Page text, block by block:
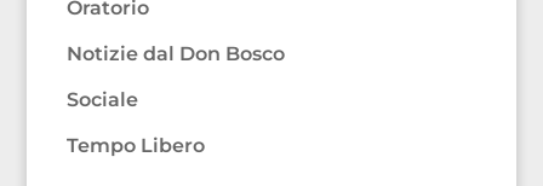
Oratorio
Notizie dal Don Bosco
Sociale
Tempo Libero